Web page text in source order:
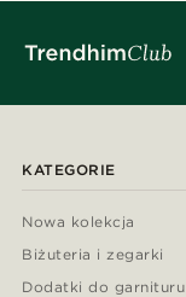
KATEGORIE
Nowa kolekcja
Biżuteria i zegarki
Dodatki do garnituru